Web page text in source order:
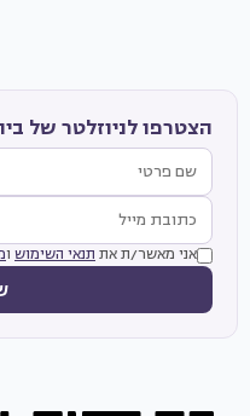
הצטרפו לניוזלטר של
אני מאשר/ת את תנאי השימוש ו